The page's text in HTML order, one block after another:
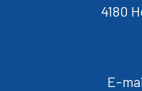
4180
E-